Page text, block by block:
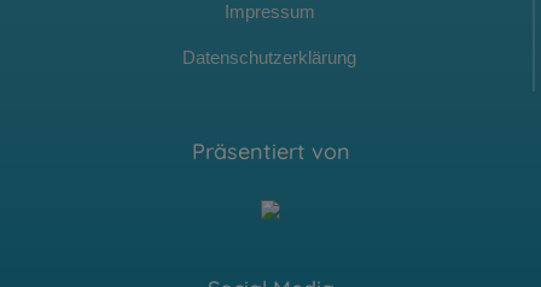
Impressum
Datenschutzerklärung
Präsentiert von